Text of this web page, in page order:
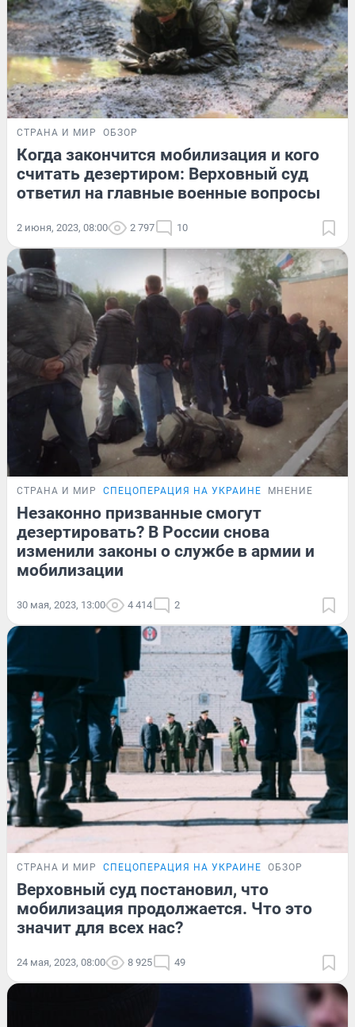
СТРАНА И МИР ОБЗОР
Когда закончится мобилизация и кого
считать дезертиром: Верховный суд
ответил на главные военные вопросы
2 июня, 2023, 08:00 2 797 10
СТРАНА И МИР СПЕЦОПЕРАЦИЯ НА УКРАИНЕ МНЕНИЕ
Незаконно призванные смогут
дезертировать? В России снова
изменили законы о службе в армии и
мобилизации
30 мая, 2023, 13:00 4 414 2
СТРАНА И МИР СПЕЦОПЕРАЦИЯ НА УКРАИНЕ ОБЗОР
Верховный суд постановил, что
мобилизация продолжается. Что это
значит для всех нас?
24 мая, 2023, 08:00 8 925 49